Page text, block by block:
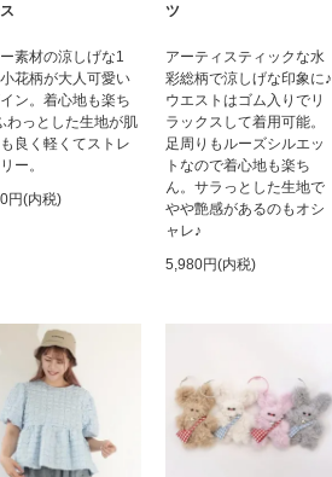
素材の涼しげな1
花柄が大人可愛い
ン。着心地も楽ち
わっとした生地が肌
良く軽くてストレ
ー。
円(内税)
ツ
アーティスティックな水
彩総柄で涼しげな印象に♪
ウエストはゴム入りでリ
ラックスして着用可能。
足周りもルーズシルエッ
トなので着心地も楽ち
ん。サラっとした生地で
やや艶感があるのもオシ
ャレ♪
5,980円(内税)